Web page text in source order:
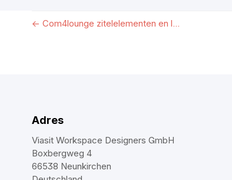
← Com4lounge zitelelementen en l...
Adres
Viasit Workspace Designers GmbH
Boxbergweg 4
66538 Neunkirchen